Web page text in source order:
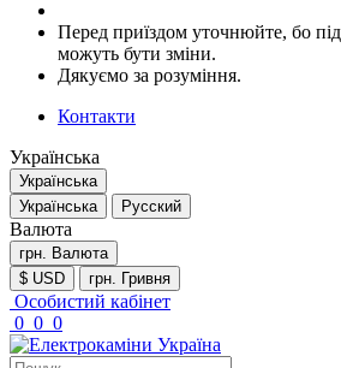
Перед приїздом уточнюйте, бо
можуть бути зміни.
Дякуємо за розуміння.
Контакти
Українська
Українська
Українська
Русский
Валюта
грн. Валюта
$ USD
грн. Гривня
Особистий кабінет
0 0 0